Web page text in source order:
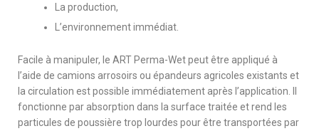
La production,
L’environnement immédiat.
Facile à manipuler, le ART Perma-Wet peut être appliqué à
l’aide de camions arrosoirs ou épandeurs agricoles existants et
la circulation est possible immédiatement après l’application. Il
fonctionne par absorption dans la surface traitée et rend les
particules de poussière trop lourdes pour être transportées par